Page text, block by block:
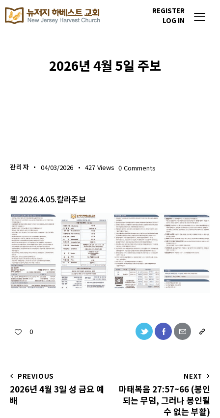
REGISTER
LOG IN
2026년 4월 5일 주보
관리자 04/03/2026 427 Views 0 Comments
웹 2026.4.05.칼라주보
0
PREVIOUS
2026년 4월 3일 성 금요 예
배
NEXT
마태복음 27:57~66 (봉인
되는 무덤, 그러나 봉인될
수 없는 부활)